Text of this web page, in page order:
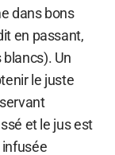
dans bons
en passant,
Un
le juste
et le jus est